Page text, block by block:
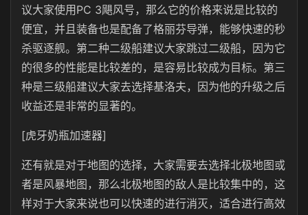
议大家使用PC 3飓风号，那么它的价格来说是比较的
便宜，并且装备也是配备了格丽芬导弹，能够快速的秒
杀驱逐舰。第二种二级船建议大家跳过二级船，因为它
的很多的性能是比较差的，是容易比较成为目标。第三
种是三级船建议大家去选择基洛夫，因为他的升级之后
收益还是非常的显著的。
[虎牙奶瓶加速器]
还有就是对于地图的选择，大家需要去选择北极地图或
者是风暴地图，那么北极地图的敌人是比较集中的，这
样对于大家来说也可以快速的进行消灭，适合进行高效